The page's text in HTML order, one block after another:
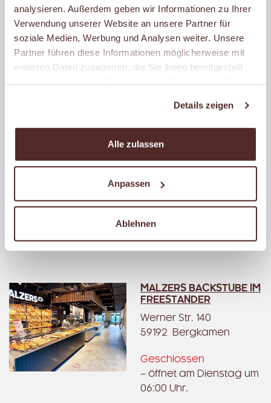
analysieren. Außerdem geben wir Informationen zu Ihrer
Verwendung unserer Website an unsere Partner für
soziale Medien, Werbung und Analysen weiter. Unsere
Partner führen diese Informationen möglicherweise mit
weiteren Daten zusammen, die Sie ihnen bereitgestellt
Details zeigen
Alle zulassen
Anpassen
Ablehnen
FREESTANDER
Lünener Straße 37
59368 Werne
Geschlossen
– öffnet am Dienstag um
07:00 Uhr.
MALZERS BACKSTUBE IM
44309 Dortmund
– öffnet am Dienstag um
07:00 Uhr.
MALZERS BACKSTUBE IM
FREESTANDER
Werner Str. 140
59192 Bergkamen
Geschlossen
– öffnet am Dienstag um
06:00 Uhr.